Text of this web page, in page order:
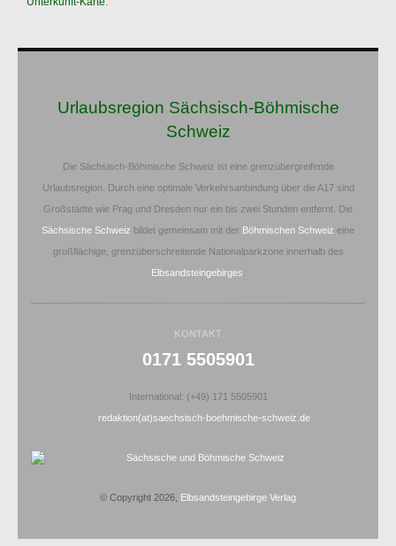
Urlaubsregion Sächsisch-Böhmische
Schweiz
Die Sächsisch-Böhmische Schweiz ist eine grenzübergreifende
Urlaubsregion. Durch eine optimale Verkehrsanbindung über die A17 sind
Großstädte wie Prag und Dresden nur ein bis zwei Stunden entfernt. Die
Sächsische Schweiz bildet gemeinsam mit der Böhmischen Schweiz eine
großflächige, grenzüberschreitende Nationalparkzone innerhalb des
Elbsandsteingebirges
KONTAKT
0171 5505901
International: (+49) 171 5505901
redaktion(at)saechsisch-boehmische-schweiz.de
© Copyright 2026, Elbsandsteingebirge Verlag